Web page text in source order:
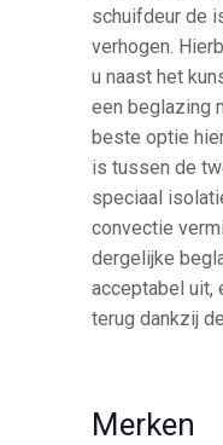
schuifdeur de
verhogen.
u naast het
een beglazing
beste optie
is tussen de
speciaal
convectie
dergelijke
acceptabel uit,
terug dankzij
Merken